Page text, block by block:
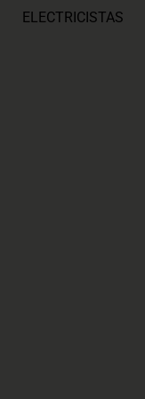
ELECTRICISTAS